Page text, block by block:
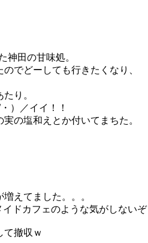
神田の甘味処。
でどーしても行きたくなり、
り。
）／イイ！！
の塩和えとか付いてまちた。
えてました。。。
ドカフェのような気がしないぞ
て撤収ｗ